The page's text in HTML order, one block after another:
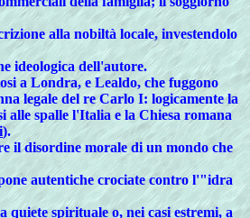
alla nobiltà locale, investendolo
ideologica dell'autore.
a Londra, e Lealdo, che fuggono
legale del re Carlo I: logicamente la
alle spalle l'Italia e la Chiesa romana
).
il disordine morale di un mondo che
autentiche crociate contro l'"idra
spirituale o, nei casi estremi, a